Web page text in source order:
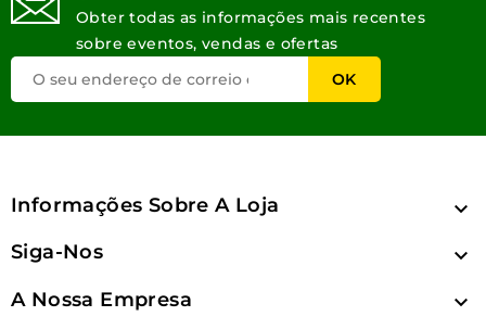
Obter todas as informações mais recentes
sobre eventos, vendas e ofertas
Informações Sobre A Loja 
Siga-Nos 
A Nossa Empresa 